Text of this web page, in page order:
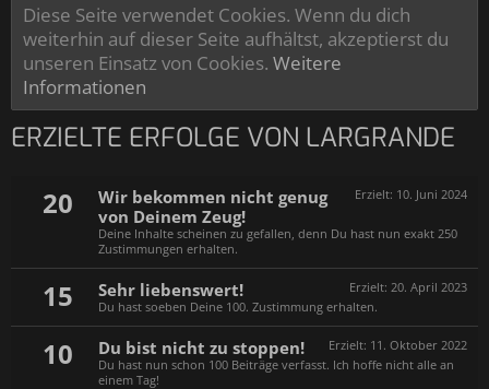
Diese Seite verwendet Cookies. Wenn du dich
weiterhin auf dieser Seite aufhältst, akzeptierst du
unseren Einsatz von Cookies. Weitere
Informationen
ERZIELTE ERFOLGE VON LARGRANDE
20 Erzielt: 10. Juni 2024
Wir bekommen nicht genug
von Deinem Zeug!
Deine Inhalte scheinen zu gefallen, denn Du hast nun exakt 250
Zustimmungen erhalten.
15 Erzielt: 20. April 2023
Sehr liebenswert!
Du hast soeben Deine 100. Zustimmung erhalten.
10 Erzielt: 11. Oktober 2022
Du bist nicht zu stoppen!
Du hast nun schon 100 Beiträge verfasst. Ich hoffe nicht alle an
einem Tag!